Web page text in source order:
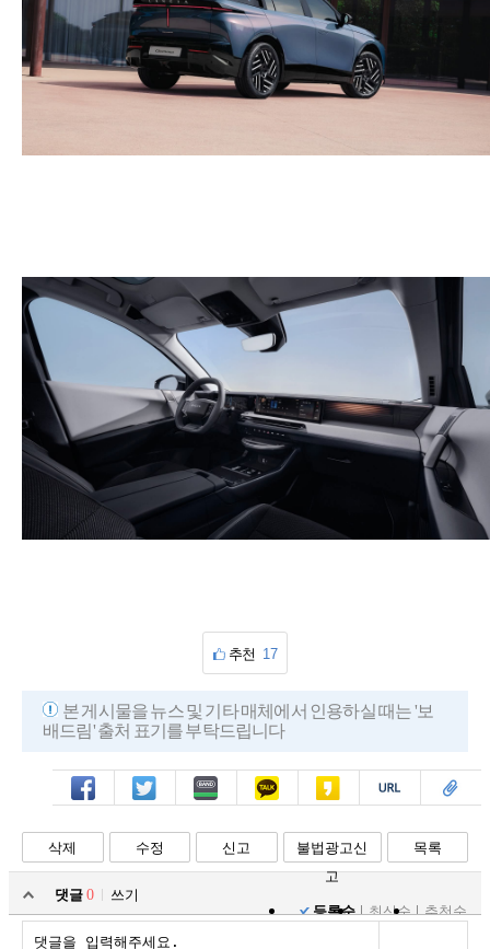
추천 17
본 게시물을 뉴스 및 기타 매체에서 인용하실 때는 '보
배드림' 출처 표기를 부탁드립니다
페북 트윗 밴드 카톡 카스 복사 스크랩
삭제 수정 신고
불법광고신
고
목록
댓글 0
쓰기
등록순
최신순 추천순